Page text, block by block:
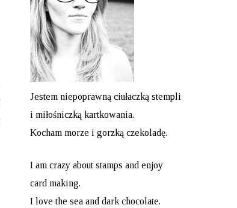
Jestem niepoprawną ciułaczką stempli
i miłośniczką kartkowania.
Kocham morze i gorzką czekoladę.
I am crazy about stamps and enjoy
card making.
I love the sea and dark chocolate.